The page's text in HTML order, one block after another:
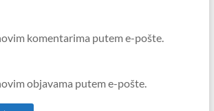
komentarima putem e-pošte.
objavama putem e-pošte.